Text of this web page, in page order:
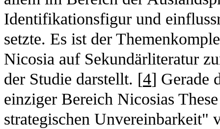
Identifikationsfigur und
setzte. Es ist der
Nicosia auf Sekundärliteratur
der Studie darstellt. [4] Gerade
einziger Bereich Nicosias
strategischen Unvereinbarkeit"